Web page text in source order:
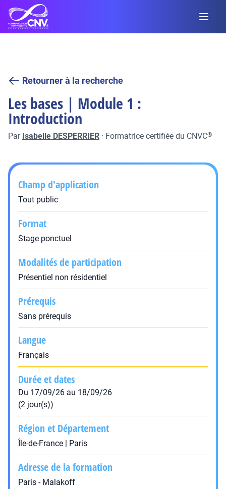
Retourner à la recherche
Les bases | Module 1 :
Introduction
Par Isabelle DESPERRIER · Formatrice certifiée du CNVC®
Champ d'application
Tout public
Format
Stage ponctuel
Modalités de participation
Présentiel non résidentiel
Prérequis
Sans prérequis
Langue
Français
Durée et dates
Du 17/09/26 au 18/09/26
(2 jour(s))
Région et Département
Île-de-France | Paris
Adresse de la formation
Paris - Malakoff